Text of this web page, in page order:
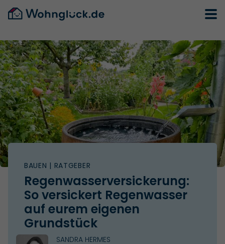
BAUEN | RATGEBER
Regenwasserversickerung:
So versickert Regenwasser
auf eurem eigenen
Grundstück
SANDRA HERMES